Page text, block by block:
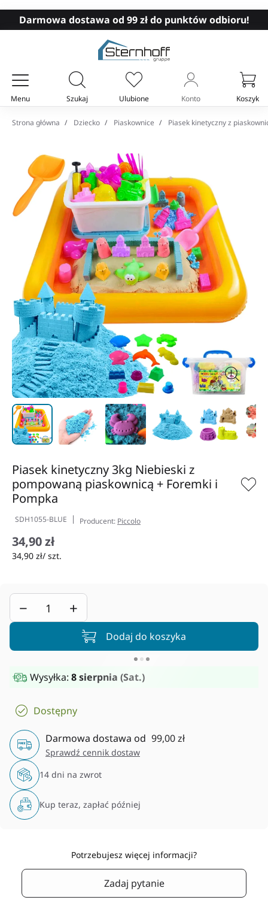
Darmowa dostawa od 99 zł do punktów odbioru!
Menu Szukaj Ulubione Konto Koszyk
Twój koszyk
Strona główna Dziecko Piaskownice Piasek kinetyczny z
Piasek kinetyczny 3kg Niebieski z
pompowaną piaskownicą + Foremki i
Pompka
SDH1055-BLUE Producent: Piccolo
34,90 zł
34,90 zł/ szt.
− +
Dodaj do koszyka
Wysyłka: 8 sierpnia (Sat.)
Dostępny
Darmowa dostawa od 99,00 zł
Sprawdź cennik dostaw
14 dni na zwrot
Kup teraz, zapłać później
Potrzebujesz więcej informacji?
Zadaj pytanie